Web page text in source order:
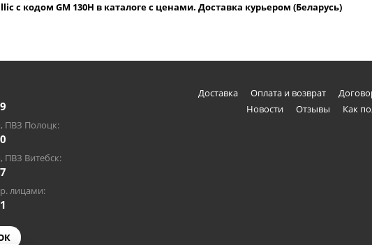
с кодом GM 130H в каталоге с ценами. Доставка курьером (Беларусь)
ПВЗ Полоцк:
ПВЗ Витебск:
лицами:
Доставка Оплата и возврат
Новости
Отзывы Как